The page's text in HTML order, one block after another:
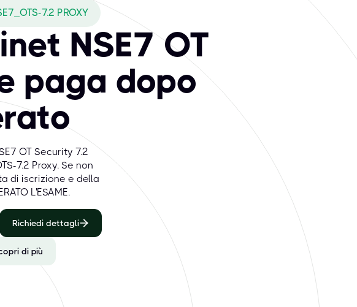
7.2 PROXY
NSE7 OT
paga dopo
OT Security 7.2
7.2 Proxy. Se non
di iscrizione e della
L'ESAME.
Richiedi dettagli
di più